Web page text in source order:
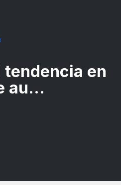
en
au...